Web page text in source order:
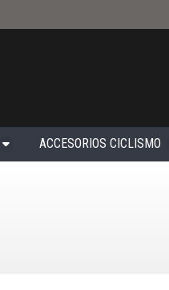
ACCESORIOS CICLISMO